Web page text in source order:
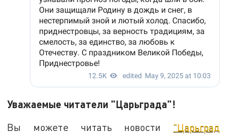
Уважаемые читатели "Царьграда"!
Вы можете читать новости "Царьград